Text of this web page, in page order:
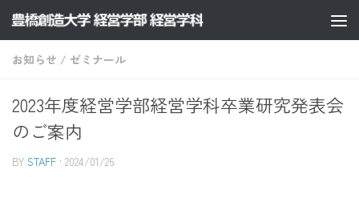
コンテンツへスキップ
お知らせ / ゼミナール
2023年度経営学部経営学科卒業研究発表会
のご案内
BY STAFF · 2024/01/26